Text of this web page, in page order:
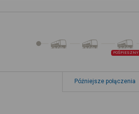
POŚPIESZNY
Późniejsze połączenia